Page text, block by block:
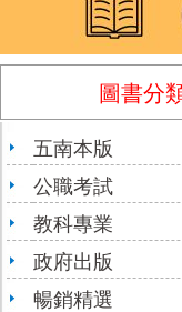
圖書分
五南本版
公職考試
教科專業
政府出版
暢銷精選